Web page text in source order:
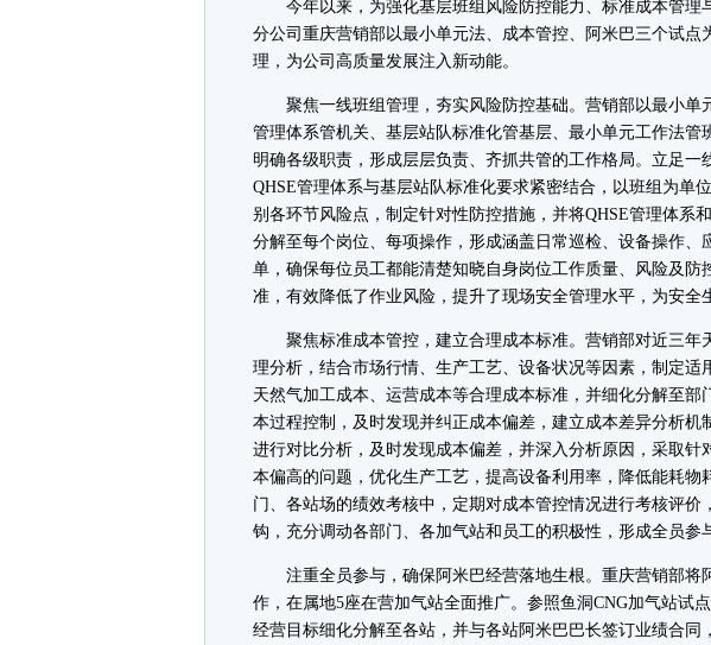
今年以来，为强化基层班组风险防控能力、标准成本管理
分公司重庆营销部以最小单元法、成本管控、阿米巴三个试点
理，为公司高质量发展注入新动能。
聚焦一线班组管理，夯实风险防控基础。营销部以最小单
管理体系管机关、基层站队标准化管基层、最小单元工作法管
明确各级职责，形成层层负责、齐抓共管的工作格局。立足一
QHSE管理体系与基层站队标准化要求紧密结合，以班组为单
别各环节风险点，制定针对性防控措施，并将QHSE管理体系
分解至每个岗位、每项操作，形成涵盖日常巡检、设备操作、
单，确保每位员工都能清楚知晓自身岗位工作质量、风险及防
准，有效降低了作业风险，提升了现场安全管理水平，为安全
聚焦标准成本管控，建立合理成本标准。营销部对近三年
理分析，结合市场行情、生产工艺、设备状况等因素，制定适
天然气加工成本、运营成本等合理成本标准，并细化分解至部
本过程控制，及时发现并纠正成本偏差，建立成本差异分析机
进行对比分析，及时发现成本偏差，并深入分析原因，采取针
本偏高的问题，优化生产工艺，提高设备利用率，降低能耗物
门、各站场的绩效考核中，定期对成本管控情况进行考核评价
钩，充分调动各部门、各加气站和员工的积极性，形成全员参
注重全员参与，确保阿米巴经营落地生根。重庆营销部将
作，在属地5座在营加气站全面推广。参照鱼洞CNG加气站试
经营目标细化分解至各站，并与各站阿米巴巴长签订业绩合同